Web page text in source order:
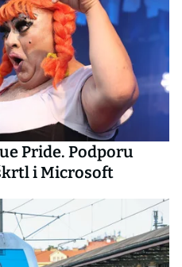
Pride. Podporu
i Microsoft